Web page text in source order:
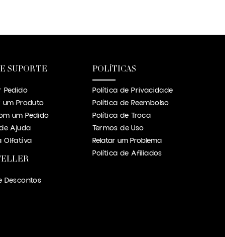
SUPORTE
Pedido
um Produto
um Pedido
Ajuda
Olfatíva
Descontos
POLÍTICAS
Política de Privacidade
Política de Reembolso
Política de Troca
Termos de Uso
Relatar um Problema
Política de Afiliados